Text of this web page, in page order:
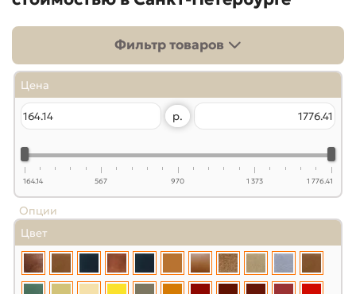
Фильтр товаров
Цена
р.
164.14 567 970 1 373 1 776.41
Опции
Цвет